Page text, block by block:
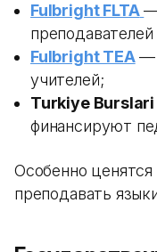
Fulbright FLTA —
преподавателей
Fulbright TEA—
учителей;
Turkiye Burslari
финансируют
Особенно
преподавать